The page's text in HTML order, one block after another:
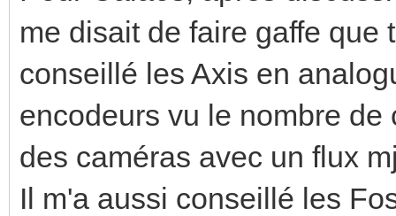
me disait de faire gaffe que
conseillé les Axis en
encodeurs vu le nombre
des caméras avec un flux
Il m'a aussi conseillé les